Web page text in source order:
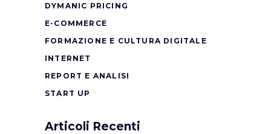
DYMANIC PRICING
E-COMMERCE
FORMAZIONE E CULTURA DIGITALE
INTERNET
REPORT E ANALISI
START UP
Articoli Recenti